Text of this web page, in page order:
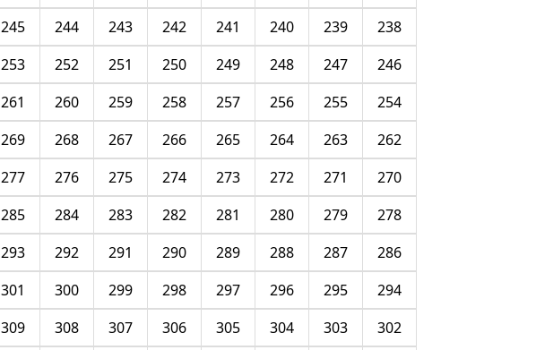
238
239
240
241
242
243
244
245
246
247
248
249
250
251
252
253
254
255
256
257
258
259
260
261
262
263
264
265
266
267
268
269
270
271
272
273
274
275
276
277
278
279
280
281
282
283
284
285
286
287
288
289
290
291
292
293
294
295
296
297
298
299
300
301
302
303
304
305
306
307
308
309